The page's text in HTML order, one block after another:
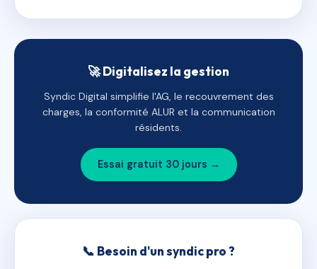
🚀 Digitalisez la gestion
Syndic Digital simplifie l'AG, le recouvrement des
charges, la conformité ALUR et la communication
résidents.
Essai gratuit 30 jours →
📞 Besoin d'un syndic pro ?